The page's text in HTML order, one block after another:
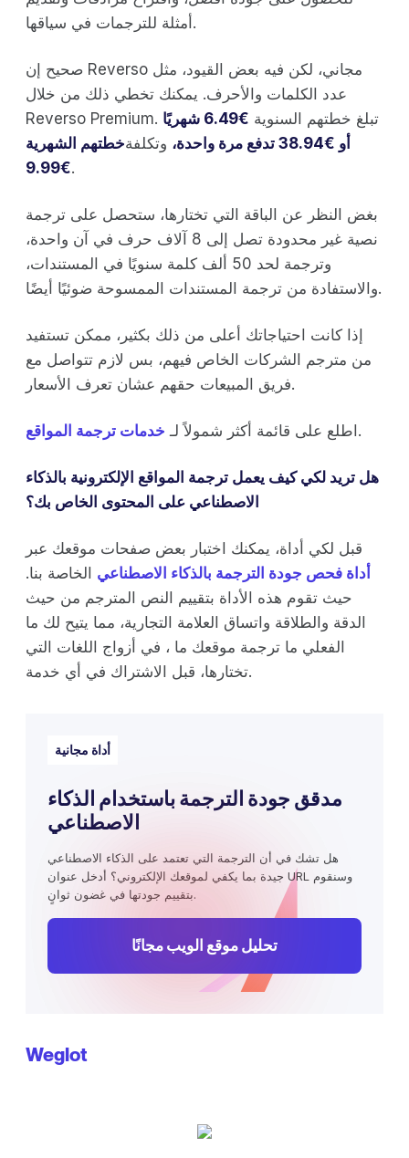
أمثلة للترجمات في سياقها.
صحيح إن Reverso مجاني، لكن فيه بعض القيود، مثل
عدد الكلمات والأحرف. يمكنك تخطي ذلك من خلال
Reverso Premium. تبلغ خطتهم السنوية
€6.49 شهريًا
أو €38.94 تدفع مرة واحدة،
وتكلفةخطتهم الشهرية
€9.99.
بغض النظر عن الباقة التي تختارها، ستحصل على ترجمة
نصية غير محدودة تصل إلى 8 آلاف حرف في آن واحدة،
وترجمة لحد 50 ألف كلمة سنويًا في المستندات،
والاستفادة من ترجمة المستندات الممسوحة ضوئيًا أيضًا.
إذا كانت احتياجاتك أعلى من ذلك بكثير، ممكن تستفيد
من مترجم الشركات الخاص فيهم، بس لازم تتواصل مع
فريق المبيعات حقهم عشان تعرف الأسعار.
اطلع على قائمة أكثر شمولاً لـ خدمات ترجمة المواقع .
هل تريد لكي كيف يعمل ترجمة المواقع الإلكترونية بالذكاء
الاصطناعي على المحتوى الخاص بك؟
قبل لكي أداة، يمكنك اختبار بعض صفحات موقعك عبر
أداة فحص جودة الترجمة بالذكاء الاصطناعي الخاصة بنا.
حيث تقوم هذه الأداة بتقييم النص المترجم من حيث
الدقة والطلاقة واتساق العلامة التجارية، مما يتيح لك ما
الفعلي ما ترجمة موقعك ما ، في أزواج اللغات التي
تختارها، قبل الاشتراك في أي خدمة.
أداة مجانية
مدقق جودة الترجمة باستخدام الذكاء
الاصطناعي
هل تشك في أن الترجمة التي تعتمد على الذكاء الاصطناعي
جيدة بما يكفي لموقعك الإلكتروني؟ أدخل عنوان URL وسنقوم
بتقييم جودتها في غضون ثوانٍ.
تحليل موقع الويب مجانًا
Weglot